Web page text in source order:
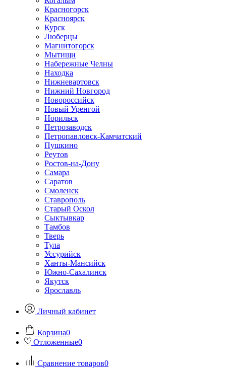
Красногорск
Красноярск
Курск
Люберцы
Магнитогорск
Мытищи
Набережные Челны
Находка
Нижневартовск
Нижний Новгород
Новороссийск
Новый Уренгой
Норильск
Петрозаводск
Петропавловск-Камчатский
Пушкино
Реутов
Ростов-на-Дону
Самара
Саратов
Смоленск
Ставрополь
Старый Оскол
Сыктывкар
Тамбов
Тверь
Тула
Уссурийск
Ханты-Мансийск
Южно-Сахалинск
Якутск
Ярославль
Личный кабинет
Корзина0
Отложенные0
Сравнение товаров0